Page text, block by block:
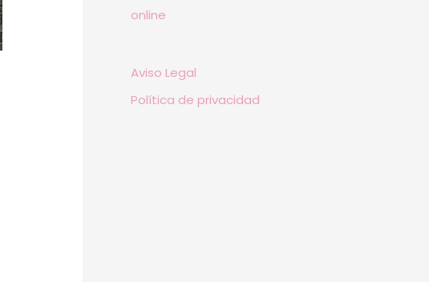
online
Aviso Legal
Política de privacidad